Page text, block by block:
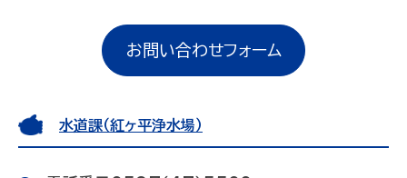
お問い合わせフォーム
水道課（紅ヶ平浄水場）